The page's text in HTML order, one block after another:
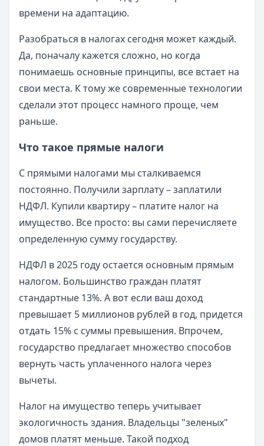
времени на адаптацию.
Разобраться в налогах сегодня может каждый.
Да, поначалу кажется сложно, но когда
понимаешь основные принципы, все встает на
свои места. К тому же современные технологии
сделали этот процесс намного проще, чем
раньше.
Что такое прямые налоги
С прямыми налогами мы сталкиваемся
постоянно. Получили зарплату – заплатили
НДФЛ. Купили квартиру – платите налог на
имущество. Все просто: вы сами перечисляете
определенную сумму государству.
НДФЛ в 2025 году остается основным прямым
налогом. Большинство граждан платят
стандартные 13%. А вот если ваш доход
превышает 5 миллионов рублей в год, придется
отдать 15% с суммы превышения. Впрочем,
государство предлагает множество способов
вернуть часть уплаченного налога через
вычеты.
Налог на имущество теперь учитывает
экологичность здания. Владельцы "зеленых"
домов платят меньше. Такой подход